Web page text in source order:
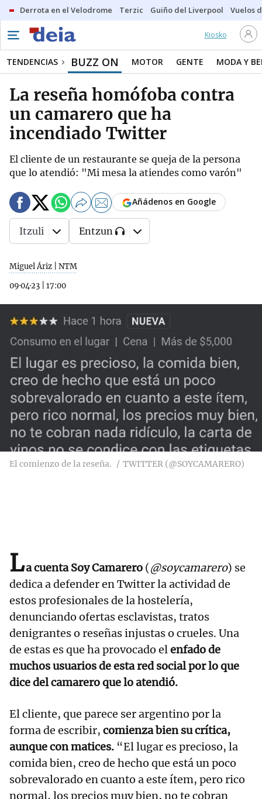
Derrota en el Velodrome Terzic Guiño del Liverpool Vuelos
Kiosko
TENDENCIAS BUZZ ON MOTOR GENTE MODA Y
La reseña homófoba contra
un camarero que ha
incendiado Twitter
El cliente de un restaurante se queja de la persona
que lo atendió: "Mi mesa la atiendes como varón"
Miguel Áriz | NTM
09·04·23
17:00
Añádenos en Google
Itzuli Entzun
El comienzo de la reseña. TWITTER (@SOYCAMARERO)
La cuenta Soy Camarero (@soycamarero) se
dedica a defender en Twitter la actividad de
estos profesionales de la hostelería,
denunciando ofertas esclavistas, tratos
denigrantes o reseñas injustas o crueles. Una
de estas es que ha provocado elenfado de
muchos usuarios de esta red social por lo que
dice del camarero que lo atendió.
El cliente, que parece ser argentino por la
forma de escribir, comienza bien su crítica,
aunque con matices. “El lugar es precioso, la
comida bien, creo de hecho que está un poco
sobrevalorado en cuanto a este ítem, pero rico
normal, los precios muy bien, no te cobran